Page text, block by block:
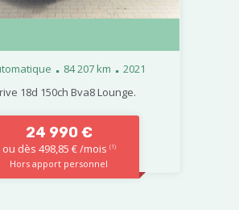
. 84 207 km . 2021
18d 150ch Bva8 Lounge.
24 990 €
ou dès 498,85 € /mois (1)
Hors apport personnel